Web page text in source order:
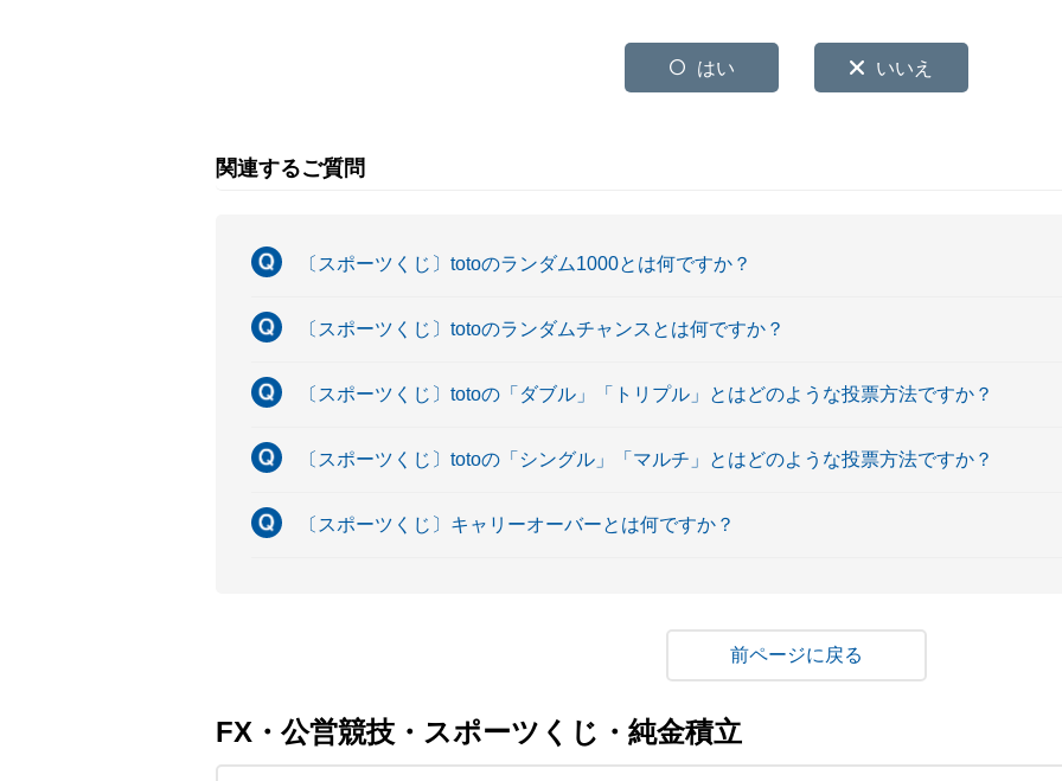
はい いいえ
関連するご質問
〔スポーツくじ〕totoのランダム1000とは何ですか？
〔スポーツくじ〕totoのランダムチャンスとは何ですか？
〔スポーツくじ〕totoの「ダブル」「トリプル」とはどのような投票方法ですか？
〔スポーツくじ〕totoの「シングル」「マルチ」とはどのような投票方法ですか？
〔スポーツくじ〕キャリーオーバーとは何ですか？
戻る
FX・公営競技・スポーツくじ・純金積立